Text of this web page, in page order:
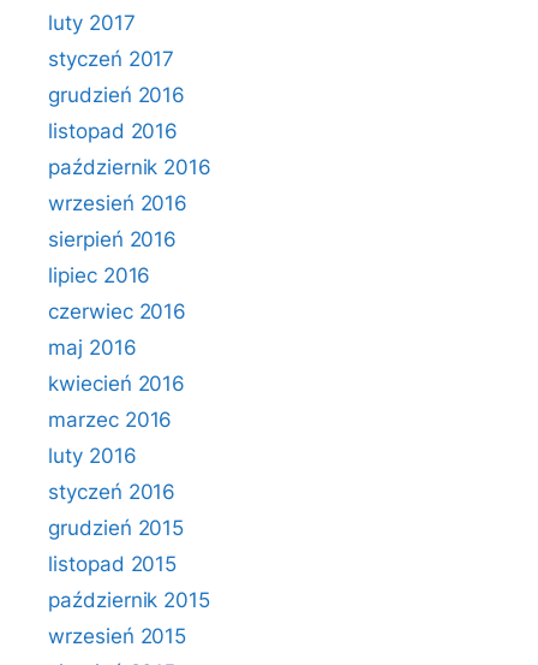
luty 2017
styczeń 2017
grudzień 2016
listopad 2016
październik 2016
wrzesień 2016
sierpień 2016
lipiec 2016
czerwiec 2016
maj 2016
kwiecień 2016
marzec 2016
luty 2016
styczeń 2016
grudzień 2015
listopad 2015
październik 2015
wrzesień 2015